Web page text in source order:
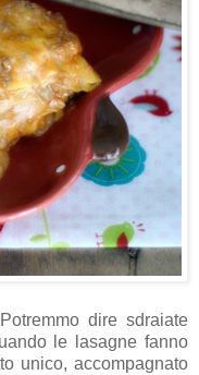
dire sdraiate
le lasagne fanno
unico, accompagnato